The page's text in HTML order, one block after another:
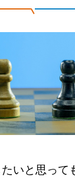
いと思って